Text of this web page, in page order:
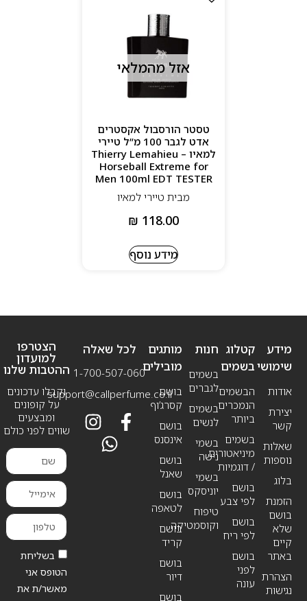
אזל מהמלאי
טסטר הורסבול אקסטרים
אדט לגבר 100 מ”ל טיירי
למאיו – Thierry Lemahieu
Horseball Extreme for
Men 100ml EDT TESTER
מבית טיירי למאיו
₪ 118.00
מידע נוסף
מידע
שימושי
אודות
יצירת
קשר
שאלות
נוספות
בלוג
הזמנת
בושם
שלא
קיים
באתר
הצהרת
נגישות
חנות
בשמים
לגברים
בשמים
לנשים
בשמי
נישה
בשמי
יוניסקס
טיפוח
וקוסמטיקה
קטלוג
בשמים
הבשמים
הנמכרים
ביותר
בשמים
מיניאטורים
/ דוגמיות
בושם
לפי צבע
בושם
לפי ריח
בושם
לפני
עונה
מותגים
מובילים
בושם
קסרג’וף
בושם
אינסנס
בושם
שאנל
בושם
לטאפה
בושם
קריד
בושם
דיור
בושם
לכל שאלה
1-700-507-060
support@callperfume.co.il
הצטרפו
למועדון
ההטבות שלנו
וקבלו עדכונים
על קופונים
ומבצעים
שווים לפני כולם
בשליחת
הטופס אני
מאשר/ת את